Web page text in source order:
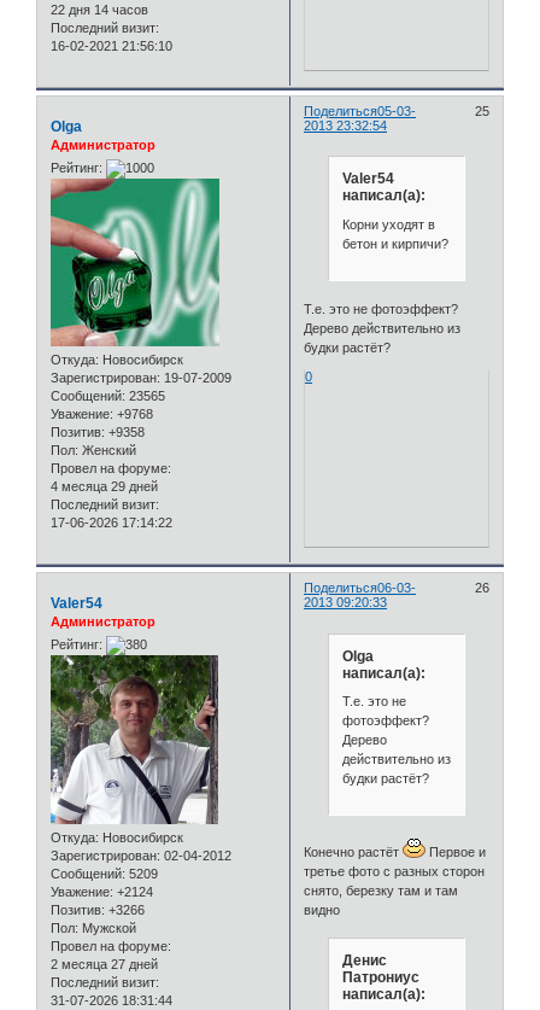
22 дня 14 часов
Последний визит:
16-02-2021 21:56:10
Поделиться 25
05-03-
2013 23:32:54
Olga
Администратор
Рейтинг:
Откуда: Новосибирск
Зарегистрирован: 19-07-2009
Сообщений: 23565
Уважение: +9768
Позитив: +9358
Пол: Женский
Провел на форуме:
4 месяца 29 дней
Последний визит:
17-06-2026 17:14:22
Valer54
написал(а):
Корни уходят в
бетон и кирпичи?
Т.е. это не фотоэффект?
Дерево действительно из
будки растёт?
0
Поделиться 26
06-03-
2013 09:20:33
Valer54
Администратор
Рейтинг:
Откуда: Новосибирск
Зарегистрирован: 02-04-2012
Сообщений: 5209
Уважение: +2124
Позитив: +3266
Пол: Мужской
Провел на форуме:
2 месяца 27 дней
Последний визит:
31-07-2026 18:31:44
Olga
написал(а):
Т.е. это не
фотоэффект?
Дерево
действительно из
будки растёт?
Конечно растёт
Первое и
третье фото с разных сторон
снято, березку там и там
видно
Денис
Патрониус
написал(а):